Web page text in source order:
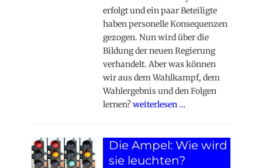
erfolgt und ein paar Beteiligte
haben personelle Konsequenzen
gezogen. Nun wird über die
Bildung der neuen Regierung
verhandelt. Aber was können
wir aus dem Wahlkampf, dem
Wahlergebnis und den Folgen
lernen?weiterlesen …
Die Ampel: Wie wird
sie leuchten?